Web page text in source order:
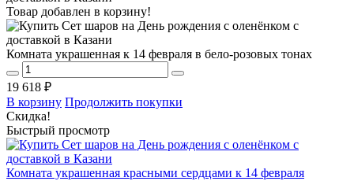
Товар добавлен в корзину!
Комната украшенная к 14 февраля в бело-розовых тонах
19 618 ₽
В корзину Продолжить покупки
Скидка!
Быстрый просмотр
Комната украшенная красными сердцами к 14 февраля